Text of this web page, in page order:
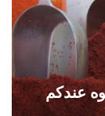
عندكم